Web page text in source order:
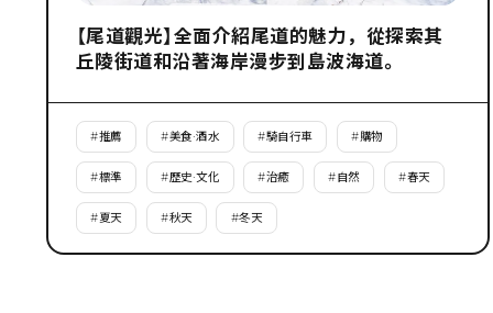
【尾道觀光】全面介紹尾道的魅力，從探索其
丘陵街道和沿著海岸漫步到島波海道。
#推薦 #美食·酒水 #騎自行車 #購物
#標準 #歷史·文化 #治癒 #自然 #春天
#夏天 #秋天 #冬天